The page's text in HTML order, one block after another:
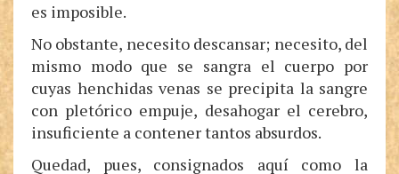
es imposible.
No obstante, necesito descansar; necesito, del
mismo modo que se sangra el cuerpo por
cuyas henchidas venas se precipita la sangre
con pletórico empuje, desahogar el cerebro,
insuficiente a contener tantos absurdos.
Quedad, pues, consignados aquí como la